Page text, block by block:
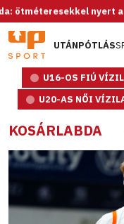
nyert a
UTÁNPÓTLÁS
U16-OS FIÚ
U20-AS NŐI
KOSÁRLABDA